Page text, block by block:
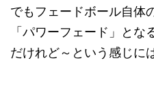
でもフェードボール自体
「パワーフェード」と
だけれど～という感じに